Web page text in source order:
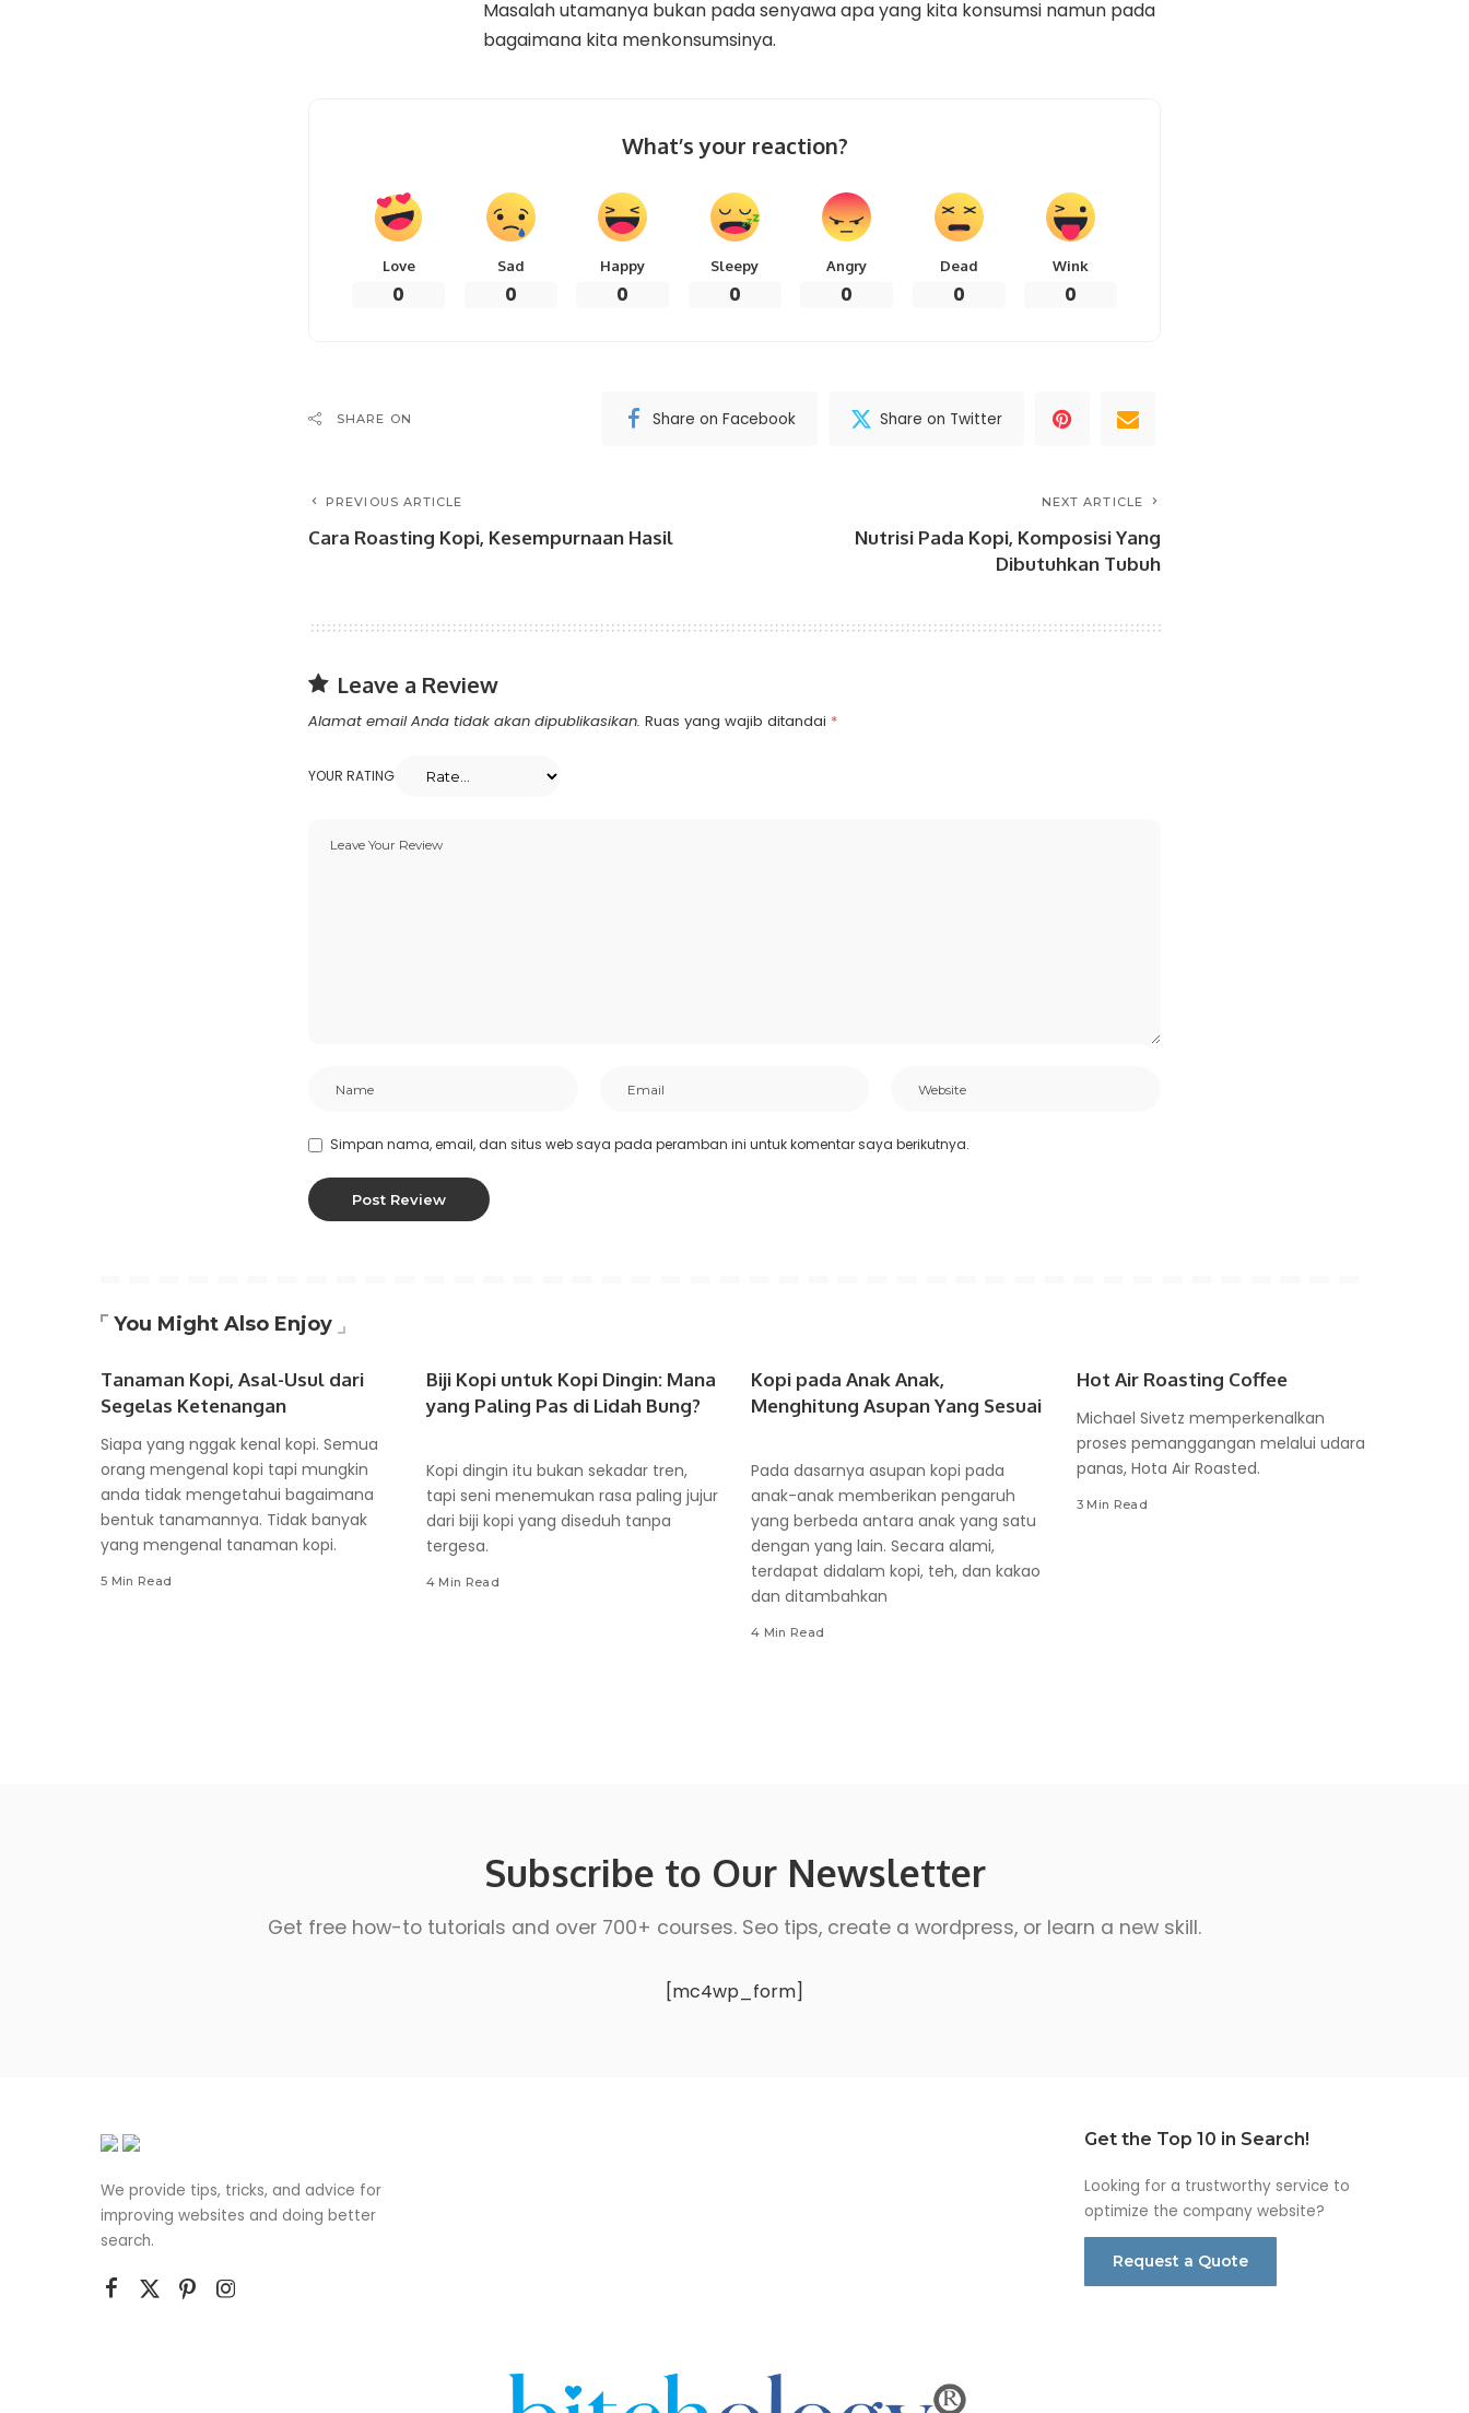
Masalah utamanya bukan pada senyawa apa yang kita konsumsi namun pada
bagaimana kita menkonsumsinya.
What’s your reaction?
Love
0
Sad
0
Happy
0
Sleepy
0
Angry
0
Dead
0
Wink
0
SHARE ON Share on Facebook Share on Twitter
PREVIOUS ARTICLE
Cara Roasting Kopi, Kesempurnaan Hasil
NEXT ARTICLE
Nutrisi Pada Kopi, Komposisi Yang
Dibutuhkan Tubuh
Leave a Review
Alamat email Anda tidak akan dipublikasikan. Ruas yang wajib ditandai *
YOUR RATING
Simpan nama, email, dan situs web saya pada peramban ini untuk komentar saya berikutnya.
You Might Also Enjoy
Tanaman Kopi, Asal-Usul dari
Segelas Ketenangan
Siapa yang nggak kenal kopi. Semua
orang mengenal kopi tapi mungkin
anda tidak mengetahui bagaimana
bentuk tanamannya. Tidak banyak
yang mengenal tanaman kopi.
5 Min Read
Biji Kopi untuk Kopi Dingin: Mana
yang Paling Pas di Lidah Bung?
Kopi dingin itu bukan sekadar tren,
tapi seni menemukan rasa paling jujur
dari biji kopi yang diseduh tanpa
tergesa.
4 Min Read
Kopi pada Anak Anak,
Menghitung Asupan Yang Sesuai
Pada dasarnya asupan kopi pada
anak-anak memberikan pengaruh
yang berbeda antara anak yang satu
dengan yang lain. Secara alami,
terdapat didalam kopi, teh, dan kakao
dan ditambahkan
4 Min Read
Hot Air Roasting Coffee
Michael Sivetz memperkenalkan
proses pemanggangan melalui udara
panas, Hota Air Roasted.
3 Min Read
Subscribe to Our Newsletter
Get free how-to tutorials and over 700+ courses. Seo tips, create a wordpress, or learn a new skill.
[mc4wp_form]
We provide tips, tricks, and advice for
improving websites and doing better
search.
Get the Top 10 in Search!
Looking for a trustworthy service to
optimize the company website?
Request a Quote